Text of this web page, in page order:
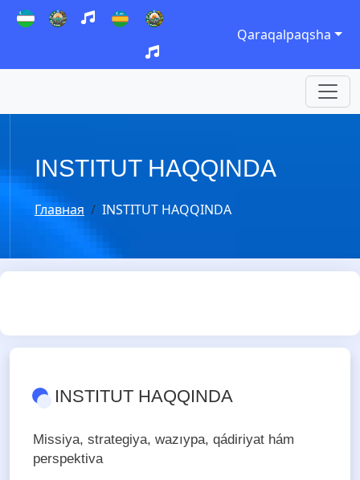
Qaraqalpaqsha
INSTITUT HAQQINDA
Главная INSTITUT HAQQINDA
INSTITUT HAQQINDA
Missiya, strategiya, wazıypa, qádiriyat hám
perspektiva